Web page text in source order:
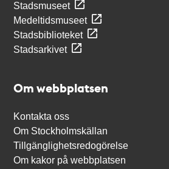
Stadsmuseet
Medeltidsmuseet
Stadsbiblioteket
Stadsarkivet
Om webbplatsen
Kontakta oss
Om Stockholmskällan
Tillgänglighetsredogörelse
Om kakor på webbplatsen